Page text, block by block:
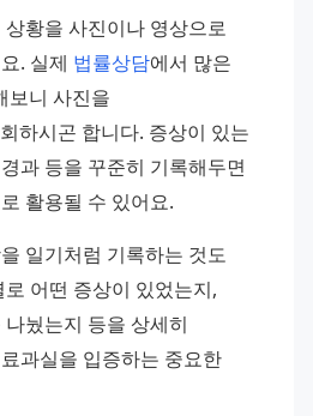
황을 사진이나 영상으로
. 실제 법률상담에서 많은
보니 사진을
하시곤 합니다. 증상이 있는
과 등을 꾸준히 기록해두면
활용될 수 있어요.
일기처럼 기록하는 것도
어떤 증상이 있었는지,
눴는지 등을 상세히
과실을 입증하는 중요한